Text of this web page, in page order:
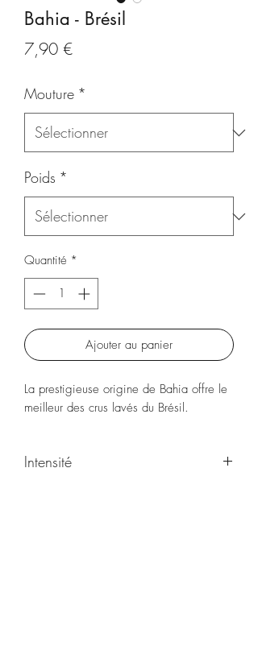
Bahia - Brésil
7,90 €Prix
Mouture *
Poids *
Quantité *
Ajouter au panier
La prestigieuse origine de Bahia offre le
meilleur des crus lavés du Brésil.
Intensité